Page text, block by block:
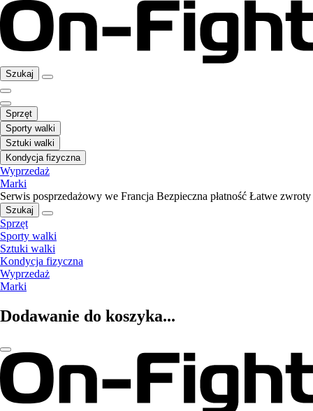
Szukaj
Sprzęt
Sporty walki
Sztuki walki
Kondycja fizyczna
Wyprzedaż
Marki
Serwis posprzedażowy we Francja Bezpieczna płatność Łatwe zwroty
Szukaj
Sprzęt
Sporty walki
Sztuki walki
Kondycja fizyczna
Wyprzedaż
Marki
Dodawanie do koszyka...